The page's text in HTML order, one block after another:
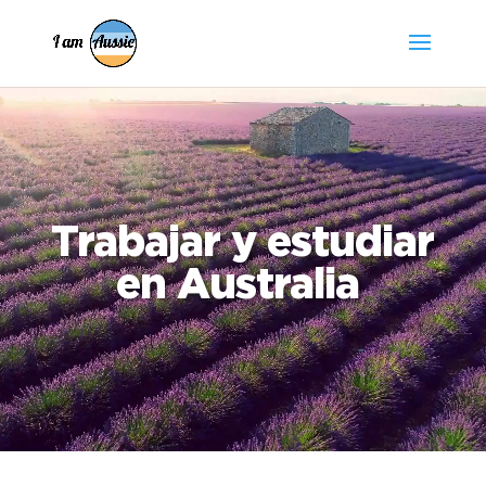
Reproductor
de
vídeo
Trabajar y estudiar
en Australia